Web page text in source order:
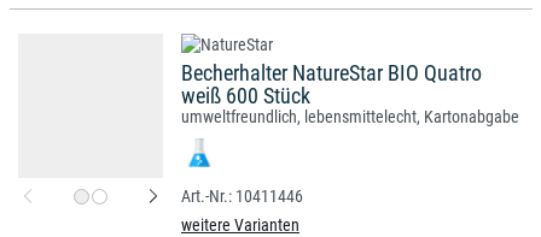
Becherhalter NatureStar BIO Quatro
weiß 600 Stück
umweltfreundlich, lebensmittelecht, Kartonabgabe
10411446
weitere Varianten